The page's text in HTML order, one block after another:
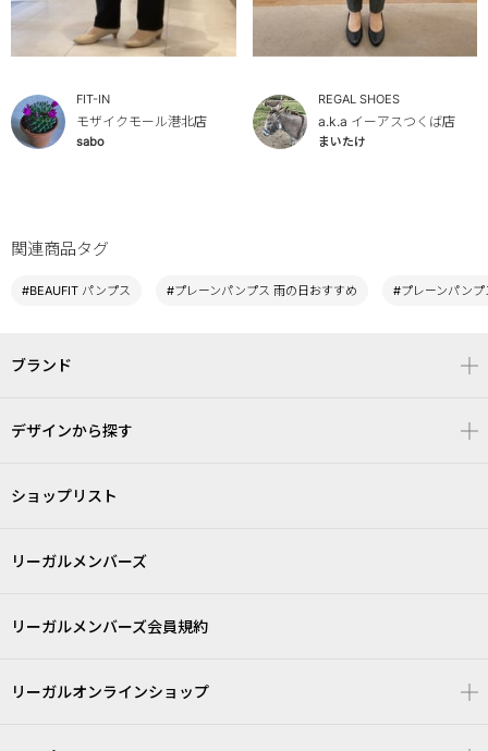
FIT-IN
モザイクモール港北店
sabo
REGAL SHOES
a.k.a イーアスつくば店
まいたけ
関連商品タグ
#BEAUFIT パンプス #プレーンパンプス 雨の日おすすめ #プレーンパンプ
ブランド
デザインから探す
ショップリスト
リーガルメンバーズ
リーガルメンバーズ会員規約
リーガルオンラインショップ